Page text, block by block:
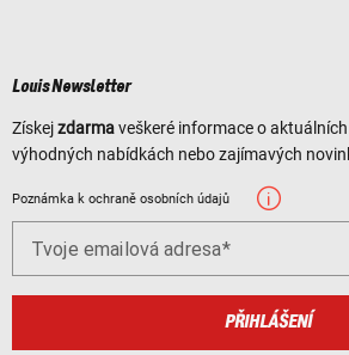
Louis Newsletter
Získejzdarmaveškeré informace o
výhodných nabídkách nebo zajímavých
Poznámka k ochraně osobních údajů
Tvoje emailová adresa
PŘIHLÁŠENÍ